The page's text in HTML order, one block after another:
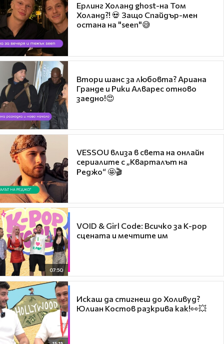
Ерлинг Холанд ghost-на Том
Холанд?! 💀 Защо Спайдър-мен
остана на "seen"😅
Втори шанс за любовта? Ариана
Гранде и Рики Алварес отново
заедно!😍
VESSOU влиза в света на онлайн
сериалите с „Кварталът на
Реджо“ 🤩🎬
07:50
VOID & Girl Code: Всичко за K-pop
сцената и мечтите им
Искаш да стигнеш до Холивуд?
Юлиан Костов разкрива как!👀💥